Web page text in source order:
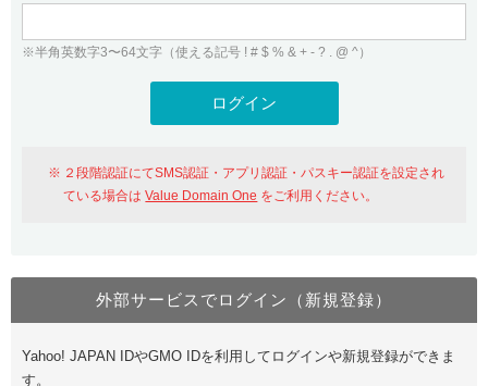
WHOIS検索
Value Domainにログイン
おすすめ One レンタルサーバーを含む最新の機能を使う方
Value Domain Oneにログイン
Value Domain Oneアカウント作成
※半角英数字3〜64文字（使える記号 ! # $ % & + - ? . @ ^）
２段階認証にてSMS認証・アプリ認証・パスキー認証を設定され
ている場合はValue Domain One をご利用ください。
外部サービスでログイン（新規登録）
Yahoo! JAPAN IDやGMO IDを利用してログインや新規登録ができま
す。